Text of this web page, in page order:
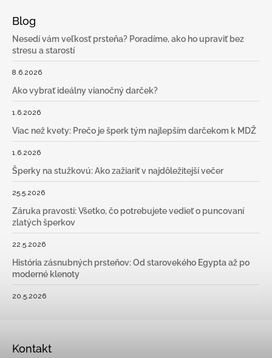
Blog
Nesedí vám veľkosť prsteňa? Poradíme, ako ho upraviť bez
stresu a starostí
8.6.2026
Ako vybrať ideálny vianočný darček?
1.6.2026
Viac než kvety: Prečo je šperk tým najlepším darčekom k MDŽ
1.6.2026
Šperky na stužkovú: Ako zažiariť v najdôležitejší večer
25.5.2026
Záruka pravosti: Všetko, čo potrebujete vedieť o puncovaní
zlatých šperkov
22.5.2026
História zásnubných prsteňov: Od starovekého Egypta až po
moderné klenoty
20.5.2026
Kontakt